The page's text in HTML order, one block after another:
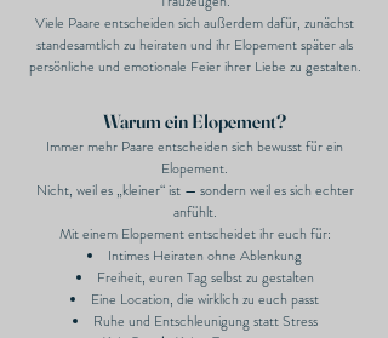
Viele Paare entscheiden sich außerdem dafür, zunächst
standesamtlich zu heiraten und ihr Elopement später als
persönliche und emotionale Feier ihrer Liebe zu gestalten.
Warum ein Elopement?
Immer mehr Paare entscheiden sich bewusst für ein
Elopement.
Nicht, weil es „kleiner“ ist — sondern weil es sich echter
anfühlt.
Mit einem Elopement entscheidet ihr euch für:
Intimes Heiraten ohne Ablenkung
Freiheit, euren Tag selbst zu gestalten
Eine Location, die wirklich zu euch passt
Ruhe und Entschleunigung statt Stress